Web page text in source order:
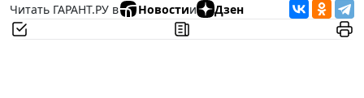
Читать ГАРАНТ.РУ в
Новостии Дзен